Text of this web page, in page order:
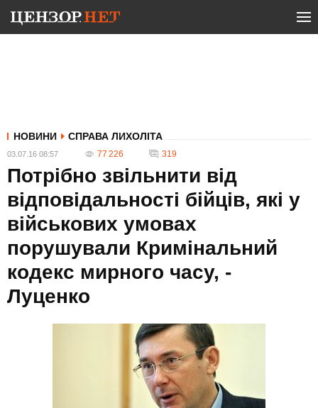
НОВИНИ СПРАВА ЛИХОЛІТА
03.07.16 08:57 77 226 319
Потрібно звільнити від
відповідальності бійців, які у
військових умовах
порушували Кримінальний
кодекс мирного часу, -
Луценко